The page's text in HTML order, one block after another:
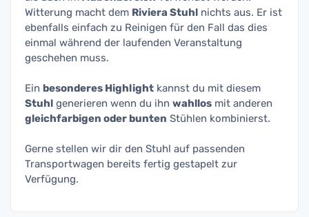
Witterung macht dem Riviera Stuhl nichts aus. Er ist
ebenfalls einfach zu Reinigen für den Fall das dies
einmal während der laufenden Veranstaltung
geschehen muss.
Ein besonderes Highlight kannst du mit diesem
Stuhl generieren wenn du ihn wahllos mit anderen
gleichfarbigen oder bunten Stühlen kombinierst.
Gerne stellen wir dir den Stuhl auf passenden
Transportwagen bereits fertig gestapelt zur
Verfügung.